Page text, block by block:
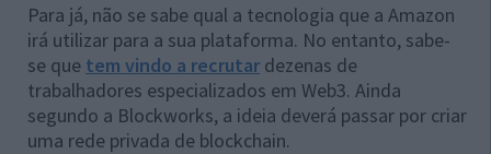
Para já, não se sabe qual a tecnologia que a Amazon
irá utilizar para a sua plataforma. No entanto, sabe-
se que tem vindo a recrutar dezenas de
trabalhadores especializados em Web3. Ainda
segundo a Blockworks, a ideia deverá passar por criar
uma rede privada de blockchain.